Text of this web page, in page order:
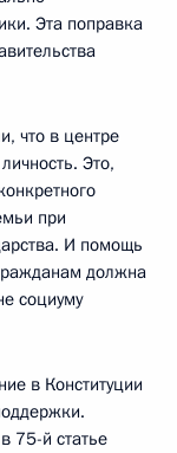
Эта поправка
что в центре
Это,
при
И помощь
должна
социуму
в Конституции
75-й статье